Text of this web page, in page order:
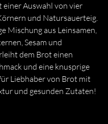
einer Auswahl von vier
und Natursauerteig.
Mischung aus Leinsamen,
Sesam und
dem Brot einen
und eine knusprige
Liebhaber von Brot mit
und gesunden Zutaten!